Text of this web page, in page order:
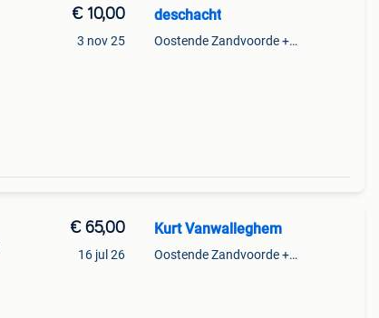
€ 10,00
3 nov 25
deschacht
Oostende Zandvoorde +Oostende
€ 65,00
16 jul 26
Kurt Vanwalleghem
Oostende Zandvoorde +Oostende